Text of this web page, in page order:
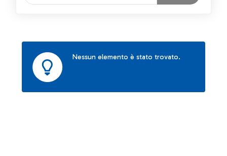
Nessun elemento è stato trovato.